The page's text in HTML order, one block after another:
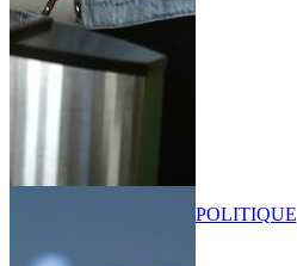
POLITIQUE